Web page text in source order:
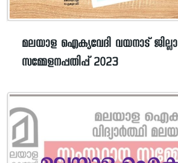
മലയാള ഐക്യവേദി വയനാട് ജില്ലാ
സമ്മേളനപ്പതിപ്പ് 2023